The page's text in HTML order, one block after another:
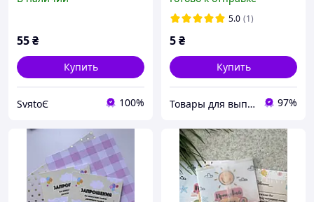
рождения
55₴
Купить
SvяtoЄ 100%
5.0 (1)
5₴
Купить
Товары для выпускников 97%